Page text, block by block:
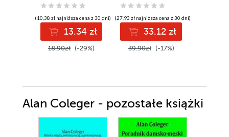
(10,38 zł najniższa cena z 30 dni)
13.34 zł
18.90zł (-29%)
(27,93 zł najniższa cena z 30 dni)
33.12 zł
39.90zł (-17%)
Alan Coleger - pozostałe książki